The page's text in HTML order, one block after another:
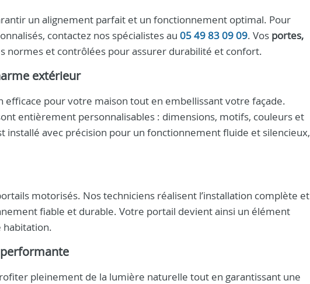
un alignement parfait et un fonctionnement optimal. Pour
contactez nos spécialistes au 05 49 83 09 09. Vos portes,
normes et contrôlées pour assurer durabilité et confort.
extérieur
pour votre maison tout en embellissant votre façade.
entièrement personnalisables : dimensions, motifs, couleurs et
installé avec précision pour un fonctionnement fluide et silencieux,
motorisés. Nos techniciens réalisent l’installation complète et
fiable et durable. Votre portail devient ainsi un élément
habitation.
pleinement de la lumière naturelle tout en garantissant une